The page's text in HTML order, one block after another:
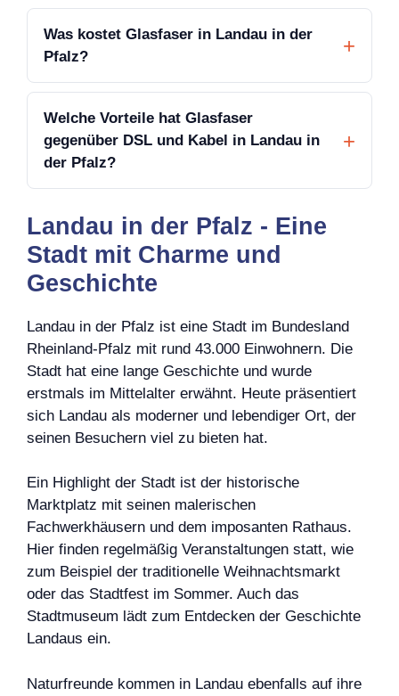
Was kostet Glasfaser in Landau in der
Pfalz?
Welche Vorteile hat Glasfaser
gegenüber DSL und Kabel in Landau in
der Pfalz?
Landau in der Pfalz - Eine
Stadt mit Charme und
Geschichte
Landau in der Pfalz ist eine Stadt im Bundesland
Rheinland-Pfalz mit rund 43.000 Einwohnern. Die
Stadt hat eine lange Geschichte und wurde
erstmals im Mittelalter erwähnt. Heute präsentiert
sich Landau als moderner und lebendiger Ort, der
seinen Besuchern viel zu bieten hat.
Ein Highlight der Stadt ist der historische
Marktplatz mit seinen malerischen
Fachwerkhäusern und dem imposanten Rathaus.
Hier finden regelmäßig Veranstaltungen statt, wie
zum Beispiel der traditionelle Weihnachtsmarkt
oder das Stadtfest im Sommer. Auch das
Stadtmuseum lädt zum Entdecken der Geschichte
Landaus ein.
Naturfreunde kommen in Landau ebenfalls auf ihre